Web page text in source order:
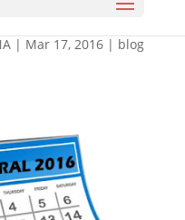
| Mar 17, 2016| blog